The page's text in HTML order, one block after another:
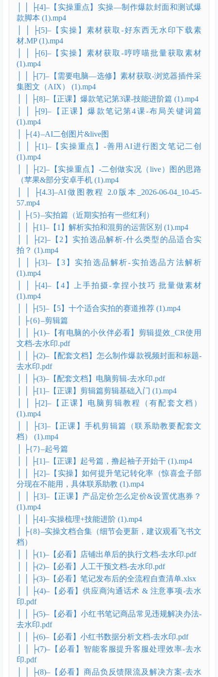
│ │ ├[4]–【实操重点】实操—制作爆款封面和测试爆
款脚本 (1).mp4
│ │ ├[5]–【实操】素材获取-好东西无水印下载素
材.MP (1).mp4
│ │ ├[6]–【实操】素材获取-哼哼喵批量获取素材
(1).mp4
│ │ ├[7]–【需要电脑—选修】素材获取-浏览器插件采
集图文（AIX） (1).mp4
│ │ ├[8]–【正课】爆款笔记第3课-技能进阶篇 (1).mp4
│ │ ├[9]–【正课】爆款笔记第4课-布局关键词篇
(1).mp4
│ ├{4}–AI二创图片&live图
│ │ ├[1]–【实操重点】-善用AI进行图文笔记二创
(1).mp4
│ │ ├[2]–【实操重点】-二创做实况（live）图的思路
（苹果&部分安卓手机 (1).mp4
│ │ ├[4.3]–AI做图教程 2.0版本_2026-06-04_10-45-
57.mp4
│ ├{5}–实拍篇（近期实拍有一些红利）
│ │ ├[1]–【1】解析实拍和混剪的运营区别 (1).mp4
│ │ ├[2]–【2】实拍选品解析-什么类型的品适合实
拍？ (1).mp4
│ │ ├[3]–【3】实拍选品解析-实拍选品方法解析
(1).mp4
│ │ ├[4]–【4】上手拍摄-拿捏小技巧 批量做素材
(1).mp4
│ │ ├[5]–【5】十个适合实拍的赛道推荐 (1).mp4
│ ├{6}–剪辑篇
│ │ ├(1)–【有电脑的小伙伴必看】剪辑提效_CR使用
文档-去水印.pdf
│ │ ├(2)–【配套文档】怎么制作爆款视频封面和标题-
去水印.pdf
│ │ ├(3)–【配套文档】电脑剪辑-去水印.pdf
│ │ ├[1]–【正课】剪辑篇剪辑基础入门 (1).mp4
│ │ ├[2]–【正课】电脑剪辑教程（有配套文档）
(1).mp4
│ │ ├[3]–【正课】手机剪辑篇（联系助教要配套文
档） (1).mp4
│ ├{7}–起号篇
│ │ ├[1]–【正课】起号篇，撸起袖子开始干 (1).mp4
│ │ ├[2]–【实操】如何提升笔记转化率（惊喜盒子部
分现在不能用，具体联系助教 (1).mp4
│ │ ├[3]–【正课】产品定价怎么定价&设置优惠券？
(1).mp4
│ │ ├[4]–实操梳理+技能进阶 (1).mp4
│ ├{8}–实操文档合集（细节会更新，建议观看飞书文
档）
│ │ ├(1)–【必看】店铺出单后的执行文档-去水印.pdf
│ │ ├(2)–【必看】人工干预文档-去水印.pdf
│ │ ├(3)–【必看】笔记发布后的全流程自查清单.xlsx
│ │ ├(4)–【必看】供应商沟通话术 & 注意事项-去水
印.pdf
│ │ ├(5)–【必看】小红书笔记商品常见违规解决办法-
去水印.pdf
│ │ ├(6)–【必看】小红书数据分析文档-去水印.pdf
│ │ ├(7)–【必看】智能客服提升客服处理效率-去水
印.pdf
│ │ ├(8)–【必看】商品负反馈限流及解决方案-去水